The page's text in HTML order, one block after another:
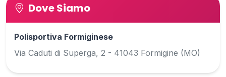
Dove Siamo
Polisportiva Formiginese
Via Caduti di Superga, 2 - 41043 Formigine (MO)